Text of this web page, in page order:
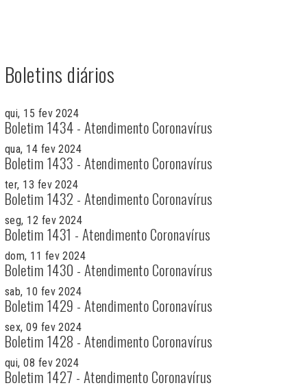
Boletins diários
qui, 15 fev 2024
Boletim 1434 - Atendimento Coronavírus
qua, 14 fev 2024
Boletim 1433 - Atendimento Coronavírus
ter, 13 fev 2024
Boletim 1432 - Atendimento Coronavírus
seg, 12 fev 2024
Boletim 1431 - Atendimento Coronavírus
dom, 11 fev 2024
Boletim 1430 - Atendimento Coronavírus
sab, 10 fev 2024
Boletim 1429 - Atendimento Coronavírus
sex, 09 fev 2024
Boletim 1428 - Atendimento Coronavírus
qui, 08 fev 2024
Boletim 1427 - Atendimento Coronavírus